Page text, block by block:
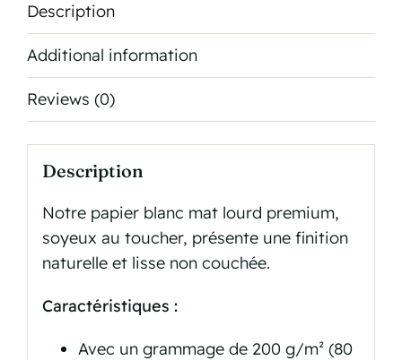
Description
Additional information
Reviews (0)
Description
Notre papier blanc mat lourd premium,
soyeux au toucher, présente une finition
naturelle et lisse non couchée.
Caractéristiques :
Avec un grammage de 200 g/m² (80